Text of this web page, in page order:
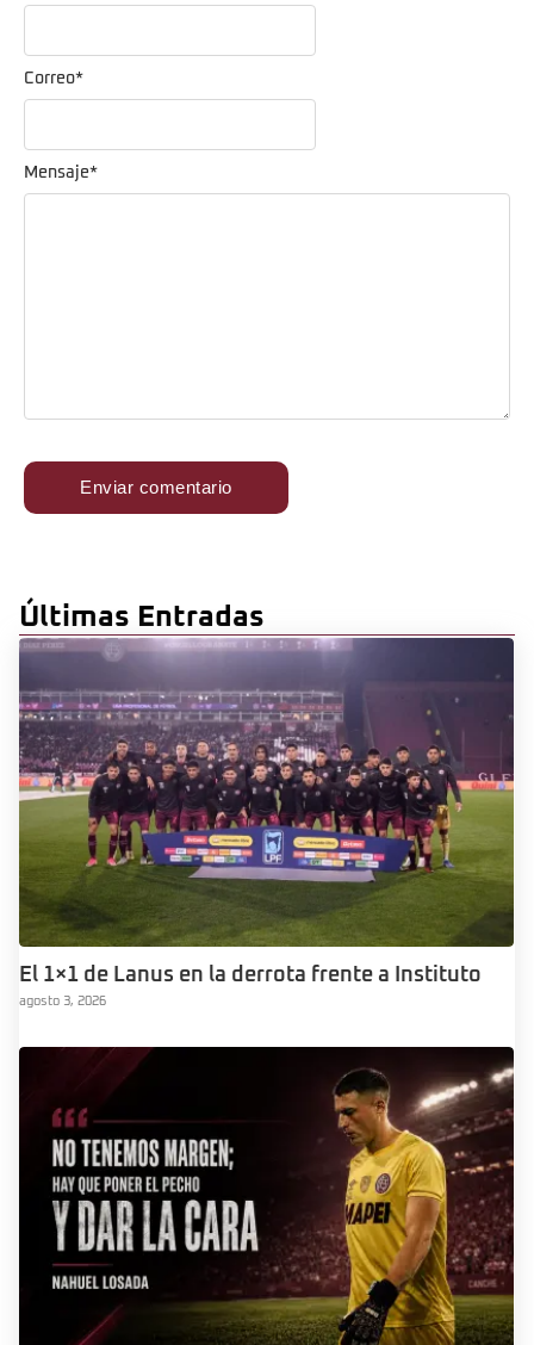
Mensaje*
Correo*
Últimas Entradas
El 1×1 de Lanus en la derrota frente a Instituto
agosto 3, 2026